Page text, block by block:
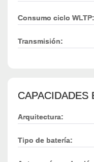
Consumo ciclo WLTP:
Transmisión:
CAPACIDADES
Arquitectura:
Tipo de batería: